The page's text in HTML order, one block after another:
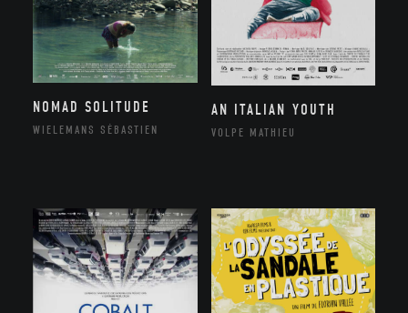
NOMAD SOLITUDE
WIELEMANS SÉBASTIEN
AN ITALIAN YOUTH
VOLPE MATHIEU